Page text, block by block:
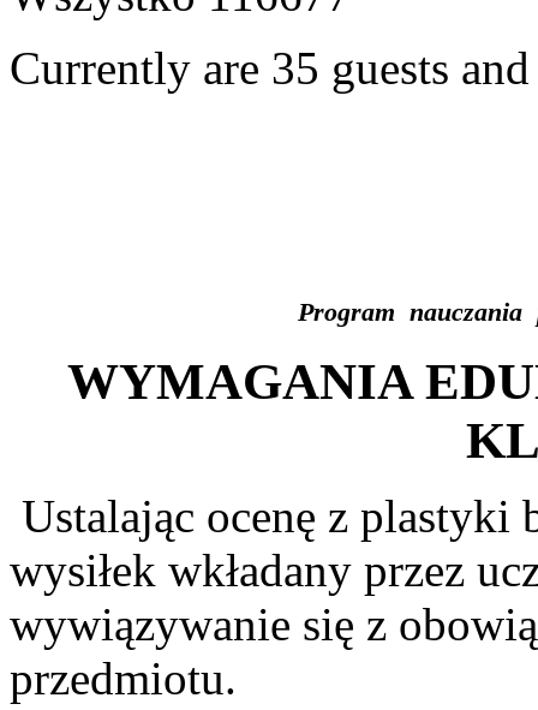
Currently are 35 guests
Program nauczania
WYMAGANIA
Ustalając ocenę z plastyki
wysiłek wkładany przez
wywiązywanie się z
przedmiotu.